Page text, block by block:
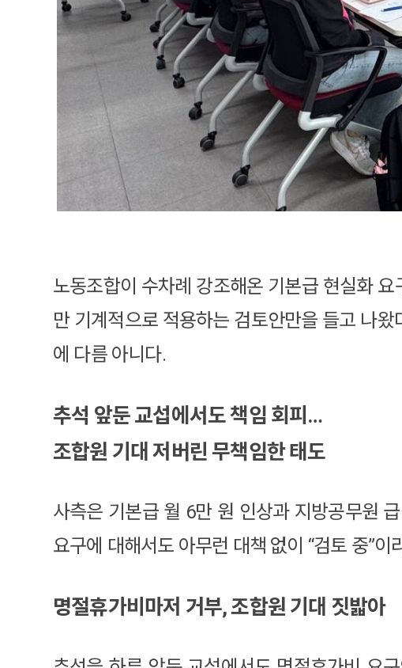
노동조합이 수차례 강조해온 기본급 현실화
만 기계적으로 적용하는 검토안만을 들고 나
에 다름 아니다.
추석 앞둔 교섭에서도 책임 회피…
조합원 기대 저버린 무책임한 태도
사측은 기본급 월 6만 원 인상과 지방공무원
요구에 대해서도 아무런 대책 없이 “검토 중”
명절휴가비마저 거부, 조합원 기대 짓밟아